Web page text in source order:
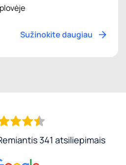
Sužinokite daugiau
341 atsiliepimais